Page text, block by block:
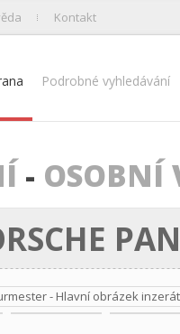
Kontakt
Podrobné vyhledávání
- OSOBNÍ